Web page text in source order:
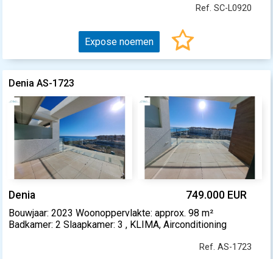
Ref. SC-L0920
Expose noemen
Denia AS-1723
Denia 749.000 EUR
Bouwjaar: 2023 Woonoppervlakte: approx. 98 m²
Badkamer: 2 Slaapkamer: 3 , KLIMA, Airconditioning
Ref. AS-1723